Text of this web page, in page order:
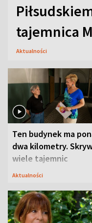
tajemnica
Aktualności
Ten budynek ma
dwa kilometry.
wiele tajemnic
Aktualności